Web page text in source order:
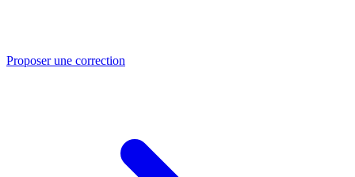
Proposer une correction